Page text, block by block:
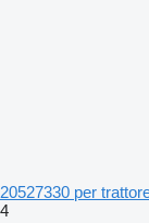
20527330 per
4